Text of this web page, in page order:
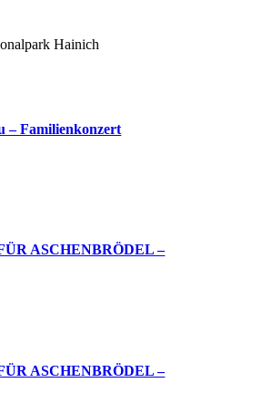
Hainich
– Familienkonzert
ASCHENBRÖDEL –
ASCHENBRÖDEL –